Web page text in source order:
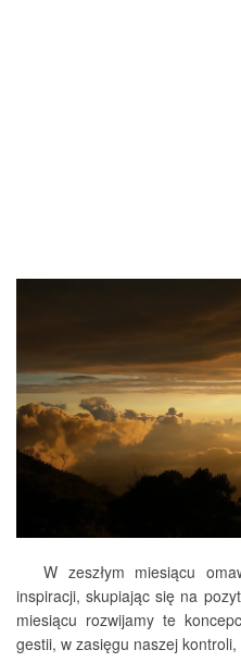
W zeszłym miesiącu
inspiracji, skupiając się na
miesiącu rozwijamy te
gestii, w zasięgu naszej